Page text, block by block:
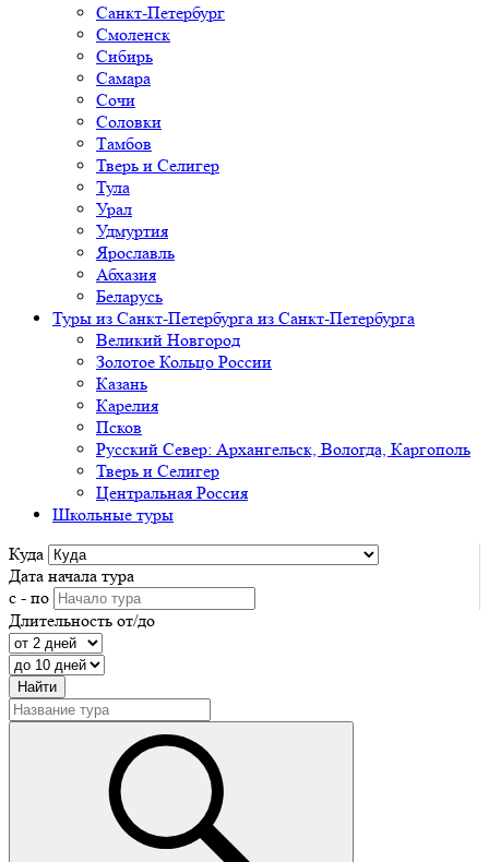
Санкт-Петербург
Смоленск
Сибирь
Самара
Сочи
Соловки
Тамбов
Тверь и Селигер
Тула
Урал
Удмуртия
Ярославль
Абхазия
Беларусь
Туры из Санкт-Петербурга из Санкт-Петербурга
Великий Новгород
Золотое Кольцо России
Казань
Карелия
Псков
Русский Север: Архангельск, Вологда, Каргополь
Тверь и Селигер
Центральная Россия
Школьные туры
Куда
Дата начала тура
с - по
Длительность от/до